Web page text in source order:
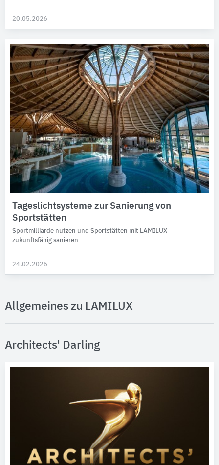
20.05.2026
Tageslichtsysteme zur Sanierung von
Sportstätten
Sportmilliarde nutzen und Sportstätten mit LAMILUX
zukunftsfähig sanieren
24.02.2026
Allgemeines zu LAMILUX
Architects' Darling